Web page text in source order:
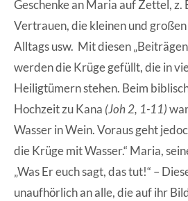
Geschenke an Maria auf Zettel, z.
Vertrauen, die kleinen und
Alltags usw. Mit diesen
werden die Krüge gefüllt, die in
Heiligtümern stehen. Beim
Hochzeit zu Kana (Joh 2, 1-11)
Wasser in Wein. Voraus geht
die Krüge mit Wasser.“ Maria,
„Was Er euch sagt, das tut!“ –
unaufhörlich an alle, die auf ihr